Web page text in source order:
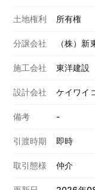
土地権利 所有権
分譲会社 （株）
施工会社 東洋建設
設計会社 ケイワイ
備考 -
引渡時期 即時
取引態様 仲介